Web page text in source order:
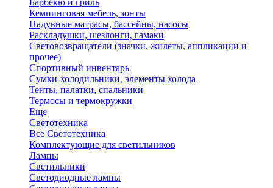
Барбекю и гриль
Кемпинговая мебель, зонты
Надувные матрасы, бассейны, насосы
Раскладушки, шезлонги, гамаки
Световозвращатели (значки, жилеты, аппликации и
прочее)
Спортивный инвентарь
Сумки-холодильники, элементы холода
Тенты, палатки, спальники
Термосы и термокружки
Еще
Светотехника
Все Светотехника
Комплектующие для светильников
Лампы
Светильники
Светодиодные лампы